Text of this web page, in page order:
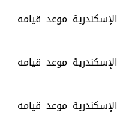
الإسكندرية موعد قيامه
الإسكندرية موعد قيامه
الإسكندرية موعد قيامه